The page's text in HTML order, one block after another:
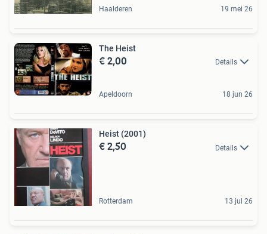
Haalderen 19 mei 26
The Heist
€ 2,00 Details
Apeldoorn 18 jun 26
Heist (2001)
€ 2,50 Details
Rotterdam 13 jul 26